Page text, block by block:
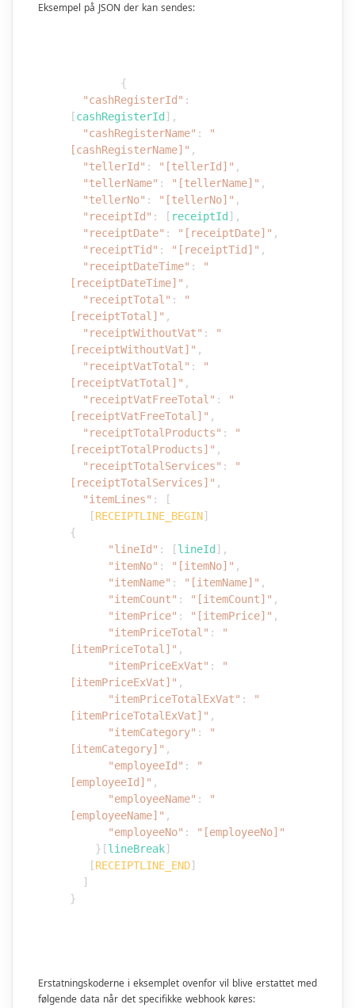
Eksempel på JSON der kan sendes:
{
"cashRegisterId" :
[cashRegisterId ] ,
"cashRegisterName" :
"
[cashRegisterName]" ,
"tellerId" : "[tellerId]" ,
"tellerName" : "[tellerName]" ,
"tellerNo" : "[tellerNo]" ,
"receiptId" : [ receiptId ] ,
"receiptDate" : "[receiptDate]" ,
"receiptTid" : "[receiptTid]" ,
"receiptDateTime" :
"
[receiptDateTime]" ,
"receiptTotal" :
"
[receiptTotal]" ,
"receiptWithoutVat" :
"
[receiptWithoutVat]" ,
"receiptVatTotal" :
"
[receiptVatTotal]" ,
"receiptVatFreeTotal" :
"
[receiptVatFreeTotal]" ,
"receiptTotalProducts" :
"
[receiptTotalProducts]" ,
"receiptTotalServices" :
"
[receiptTotalServices]" ,
"itemLines" :
[
[RECEIPTLINE_BEGIN]
{
"lineId" : [lineId ] ,
"itemNo" : "[itemNo]" ,
"itemName" : "[itemName]" ,
"itemCount" : "[itemCount]" ,
"itemPrice" : "[itemPrice]" ,
"itemPriceTotal" :
"
[itemPriceTotal]" ,
"itemPriceExVat" :
"
[itemPriceExVat]" ,
"itemPriceTotalExVat" :
"
[itemPriceTotalExVat]" ,
"itemCategory" :
"
[itemCategory]" ,
"employeeId" :
"
[employeeId]" ,
"employeeName" :
"
[employeeName]" ,
"employeeNo" :
"[employeeNo]"
} [lineBreak]
[RECEIPTLINE_END]
]
}
Erstatningskoderne i eksemplet ovenfor vil blive erstattet med
følgende data når det specifikke webhook køres: